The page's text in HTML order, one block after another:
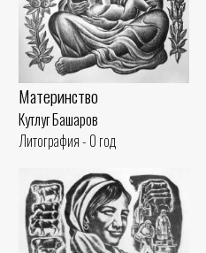
Материнство
Кутлуг Башаров
Литография - 0 год